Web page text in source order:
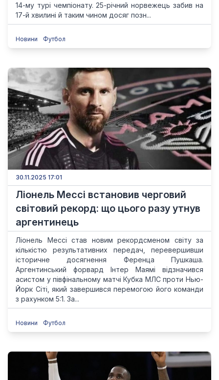
14-му турі чемпіонату. 25-річний норвежець забив на
17-й хвилині й таким чином досяг позн...
Новини Футбол
30.11.2025 17:01
Ліонель Мессі встановив черговий
світовий рекорд: що цього разу утнув
аргентинець
Ліонель Мессі став новим рекордсменом світу за
кількістю результативних передач, перевершивши
історичне досягнення Ференца Пушкаша.
Аргентинський форвард Інтер Маямі відзначився
асистом у півфінальному матчі Кубка МЛС проти Нью-
Йорк Сіті, який завершився перемогою його команди
з рахунком 5:1. За...
Новини Футбол